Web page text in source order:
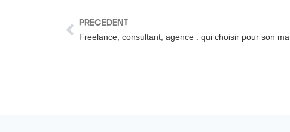
PRÉCÉDENT
Freelance, consultant, agence : qui choisir pour son